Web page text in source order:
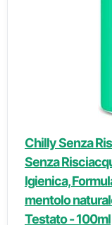
Chilly Senza
Senza
Igienica,
mentolo
Testato - 100ml